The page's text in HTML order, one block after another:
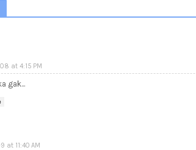
at 4:15 PM
gak...
at 11:40 AM